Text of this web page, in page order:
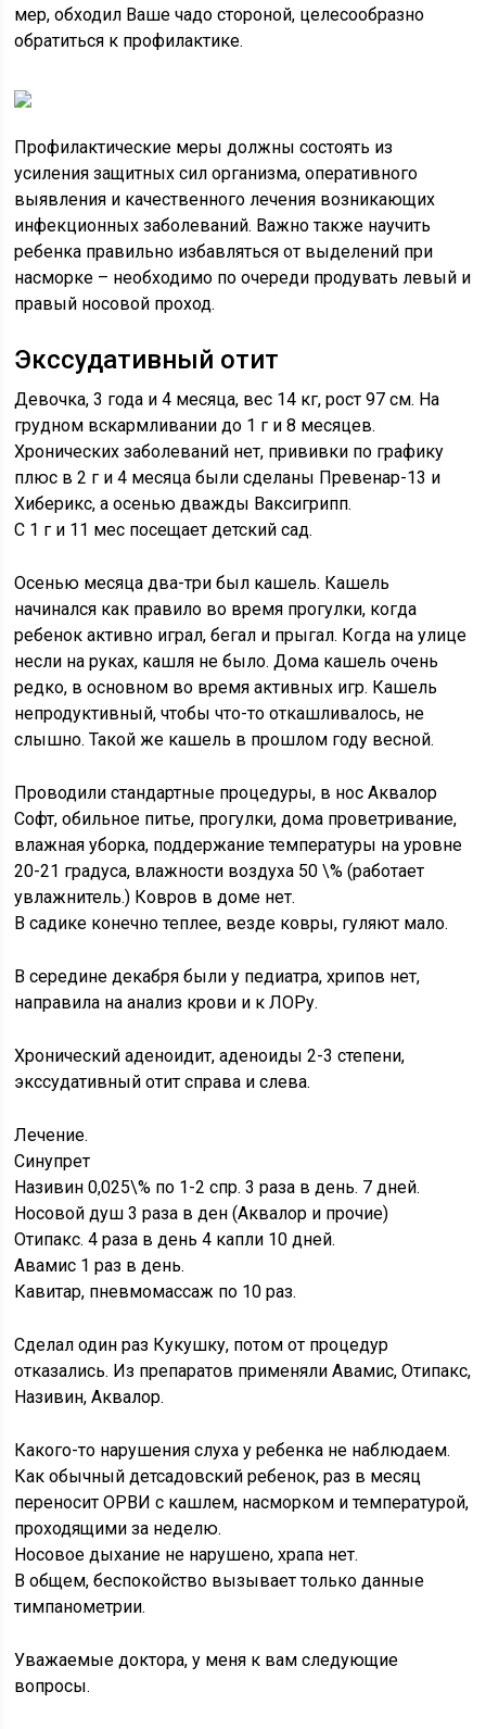
мер, обходил Ваше чадо стороной, целесообразно
обратиться к профилактике.
Профилактические меры должны состоять из
усиления защитных сил организма, оперативного
выявления и качественного лечения возникающих
инфекционных заболеваний. Важно также научить
ребенка правильно избавляться от выделений при
насморке – необходимо по очереди продувать левый и
правый носовой проход.
Экссудативный отит
Девочка, 3 года и 4 месяца, вес 14 кг, рост 97 см. На
грудном вскармливании до 1 г и 8 месяцев.
Хронических заболеваний нет, прививки по графику
плюс в 2 г и 4 месяца были сделаны Превенар-13 и
Хиберикс, а осенью дважды Ваксигрипп.
С 1 г и 11 мес посещает детский сад.
Осенью месяца два-три был кашель. Кашель
начинался как правило во время прогулки, когда
ребенок активно играл, бегал и прыгал. Когда на улице
несли на руках, кашля не было. Дома кашель очень
редко, в основном во время активных игр. Кашель
непродуктивный, чтобы что-то откашливалось, не
слышно. Такой же кашель в прошлом году весной.
Проводили стандартные процедуры, в нос Аквалор
Софт, обильное питье, прогулки, дома проветривание,
влажная уборка, поддержание температуры на уровне
20-21 градуса, влажности воздуха 50 \% (работает
увлажнитель.) Ковров в доме нет.
В садике конечно теплее, везде ковры, гуляют мало.
В середине декабря были у педиатра, хрипов нет,
направила на анализ крови и к ЛОРу.
Хронический аденоидит, аденоиды 2-3 степени,
экссудативный отит справа и слева.
Лечение.
Синупрет
Називин 0,025\% по 1-2 спр. 3 раза в день. 7 дней.
Носовой душ 3 раза в ден (Аквалор и прочие)
Отипакс. 4 раза в день 4 капли 10 дней.
Авамис 1 раз в день.
Кавитар, пневмомассаж по 10 раз.
Сделал один раз Кукушку, потом от процедур
отказались. Из препаратов применяли Авамис, Отипакс,
Називин, Аквалор.
Какого-то нарушения слуха у ребенка не наблюдаем.
Как обычный детсадовский ребенок, раз в месяц
переносит ОРВИ с кашлем, насморком и температурой,
проходящими за неделю.
Носовое дыхание не нарушено, храпа нет.
В общем, беспокойство вызывает только данные
тимпанометрии.
Уважаемые доктора, у меня к вам следующие
вопросы.